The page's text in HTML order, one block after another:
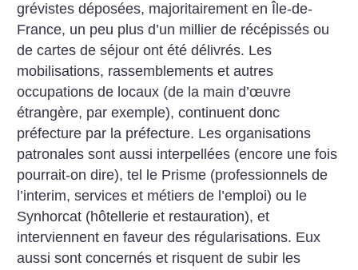
grévistes déposées, majoritairement en Île-de-
France, un peu plus d’un millier de récépissés ou
de cartes de séjour ont été délivrés. Les
mobilisations, rassemblements et autres
occupations de locaux (de la main d’œuvre
étrangère, par exemple), continuent donc
préfecture par la préfecture. Les organisations
patronales sont aussi interpellées (encore une fois
pourrait-on dire), tel le Prisme (professionnels de
l’interim, services et métiers de l’emploi) ou le
Synhorcat (hôtellerie et restauration), et
interviennent en faveur des régularisations. Eux
aussi sont concernés et risquent de subir les